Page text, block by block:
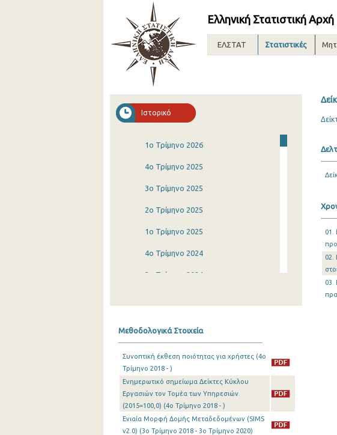
Ελληνική Στατιστική Αρχή
ΕΛΣΤΑΤ Στατιστικές
Ιστορικό
1o Τρίμηνο 2026
4o Τρίμηνο 2025
3o Τρίμηνο 2025
2o Τρίμηνο 2025
1o Τρίμηνο 2025
4o Τρίμηνο 2024
3o Τρίμηνο 2024
3o Τρίμηνο 2023
2o Τρίμηνο 2023
1o Τρίμηνο 2023
4o Τρίμηνο 2022
Μεθοδολογικά Στοιχεία
Συνοπτική έκθεση ποιότητας για χρήστες (4o
Τρίμηνο 2018 - )
Ενημερωτικό σημείωμα Δείκτες Κύκλου
Εργασιών τον Τομέα των Υπηρεσιών
(2015=100,0) (4o Τρίμηνο 2018 - )
Ενιαία Μορφή Δομής Μεταδεδομένων (SIMS
v2.0) (3o Τρίμηνο 2018 - 3o Τρίμηνο 2020)
01.
02.
03.